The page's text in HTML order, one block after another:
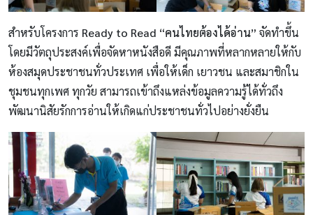
สำหรับโครงการ Ready to Read “คนไทยต้องได้อ่าน” จัดทำขึ้น
โดยมีวัตถุประสงค์เพื่อจัดหาหนังสือดี มีคุณภาพที่หลากหลายให้กับ
ห้องสมุดประชาชนทั่วประเทศ เพื่อให้เด็ก เยาวชน และสมาชิกใน
ชุมชนทุกเพศ ทุกวัย สามารถเข้าถึงแหล่งข้อมูลความรู้ได้ทั่วถึง
พัฒนานิสัยรักการอ่านให้เกิดแก่ประชาชนทั่วไปอย่างยั่งยืน